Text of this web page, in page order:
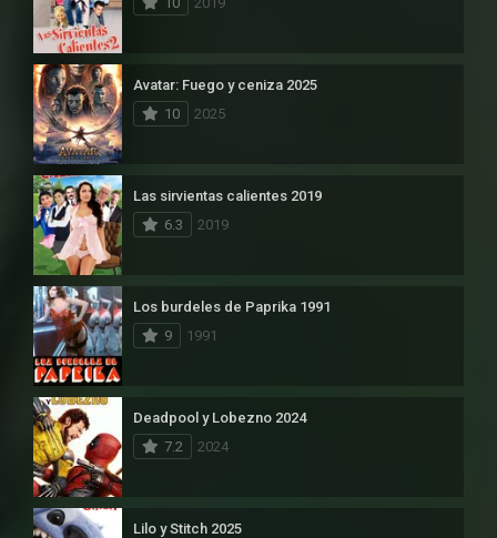
Avatar: Fuego y ceniza 2025
10
2025
Las sirvientas calientes 2019
6.3
2019
Los burdeles de Paprika 1991
9
1991
Deadpool y Lobezno 2024
7.2
2024
Lilo y Stitch 2025